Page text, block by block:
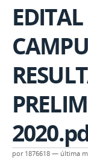
por 1876618 — última